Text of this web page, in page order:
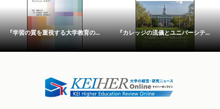
『学習の質を重視する大学教育の... 『カレッジの流儀とユニバーシテ...